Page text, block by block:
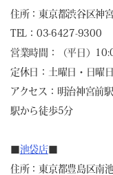
住所：東京都渋谷区神
TEL：03-6427-9300
営業時間：（平日）
定休日：土曜日・日曜日
アクセス：明治神宮前
駅から徒歩5分
池袋店
住所：東京都豊島区南